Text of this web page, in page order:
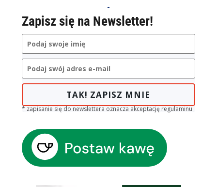
Zapisz się na Newsletter!
TAK! ZAPISZ MNIE
* zapisanie się do newslettera oznacza akceptację regulaminu